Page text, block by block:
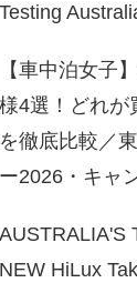
Testing
【車中泊女子
様4選！どれが
を徹底比較／
ー2026・キャ
AUSTRALIA'S
NEW HiLux